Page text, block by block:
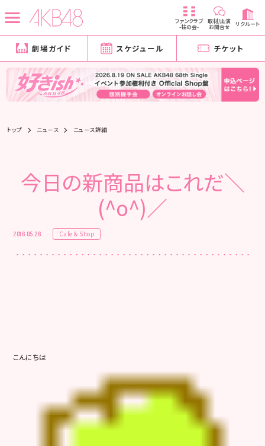
ファンクラブ
-柱の会-
取材/出演
お問合せ リクルート
劇場ガイド スケジュール チケット
トップ ニュース ニュース詳細
今日の新商品はこれだ＼
(^o^)／
2016.05.26 Cafe & Shop
こんにちは